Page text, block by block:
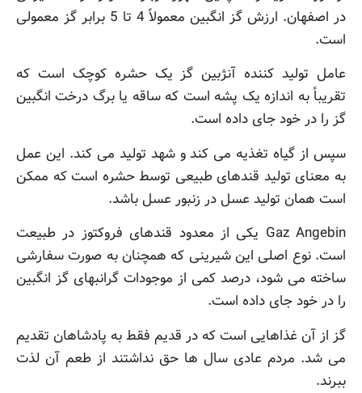
در اصفهان. ارزش گز انگبین معمولاً 4 تا 5 برابر گز معمولی
است.
عامل تولید کننده آنژبین گز یک حشره کوچک است که
تقریباً به اندازه یک پشه است که ساقه یا برگ درخت انگبین
گز را در خود جای داده است.
سپس از گیاه تغذیه می کند و شهد تولید می کند. این عمل
به معنای تولید قندهای طبیعی توسط حشره است که ممکن
است همان تولید عسل در زنبور عسل باشد.
Gaz Angebin یکی از معدود قندهای فروکتوز در طبیعت
است. نوع اصلی این شیرینی که همچنان به صورت سفارشی
ساخته می شود، درصد کمی از موجودات گرانبهای گز انگبین
را در خود جای داده است.
گز از آن غذاهایی است که در قدیم فقط به پادشاهان تقدیم
می شد. مردم عادی سال ها حق نداشتند از طعم آن لذت
ببرند.